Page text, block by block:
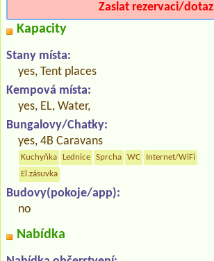
Zaslat rezervaci/dotaz
Kapacity
Stany místa:
yes, Tent places
Kempová místa:
yes, EL, Water,
Bungalovy/Chatky:
yes, 4B Caravans
Kuchyňka Lednice Sprcha WC
Internet/WiFi
El.zásuvka
Budovy(pokoje/app):
no
Nabídka